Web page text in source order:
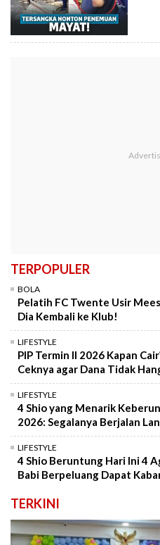
TERPOPULER
BOLA
Pelatih FC Twente Usir
Dia Kembali ke Klub!
LIFESTYLE
PIP Termin II 2026 Kapan
Ceknya agar Dana Tidak
LIFESTYLE
4 Shio yang Menarik
2026: Segalanya Berjalan
LIFESTYLE
4 Shio Beruntung Hari Ini 4
Babi Berpeluang Dapat
TERKINI